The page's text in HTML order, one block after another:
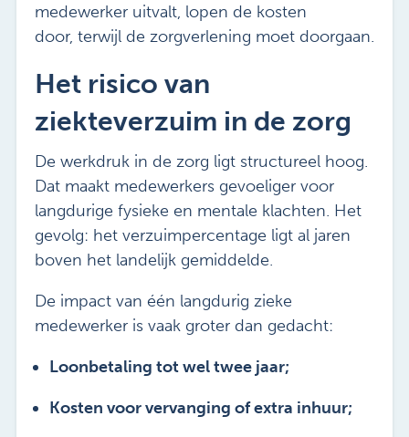
medewerker uitvalt, lopen de kosten
door, terwijl de zorgverlening moet doorgaan.
Het risico van
ziekteverzuim in de zorg
De werkdruk in de zorg ligt structureel hoog.
Dat maakt medewerkers gevoeliger voor
langdurige fysieke en mentale klachten. Het
gevolg: het verzuimpercentage ligt al jaren
boven het landelijk gemiddelde.
De impact van één langdurig zieke
medewerker is vaak groter dan gedacht:
Loonbetaling tot wel twee jaar;
Kosten voor vervanging of extra inhuur;